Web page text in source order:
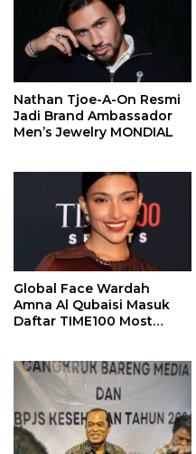
Nathan Tjoe-A-On Resmi
Jadi Brand Ambassador
Men’s Jewelry MONDIAL
Global Face Wardah
Amna Al Qubaisi Masuk
Daftar TIME100 Most